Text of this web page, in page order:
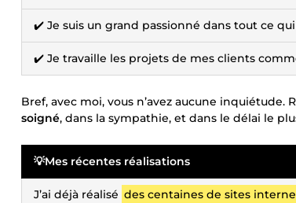
✔️ Je suis un grand passionné dans tout ce
✔️ Je travaille les projets de mes clients
Bref, avec moi, vous n’avez aucune inquiétude.
soigné, dans la sympathie, et dans le délai le
💡Mes récentes réalisations
J’ai déjà réalisé des centaines de sites